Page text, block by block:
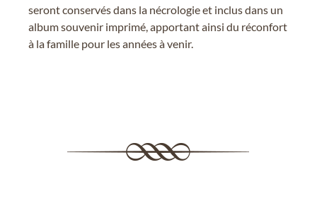
seront conservés dans la nécrologie et inclus dans un
album souvenir imprimé, apportant ainsi du réconfort
à la famille pour les années à venir.